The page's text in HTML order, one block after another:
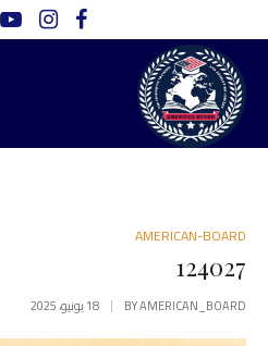
AMERICAN-BOARD
124027
BYAMERICAN_BOARD 18 يونيو، 2025